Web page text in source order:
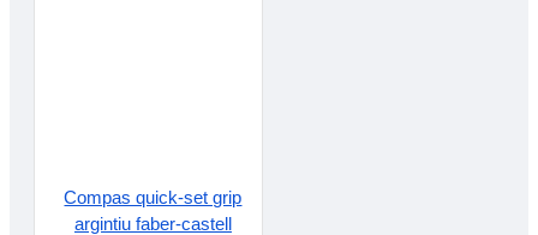
Compas quick-set grip
argintiu faber-castell